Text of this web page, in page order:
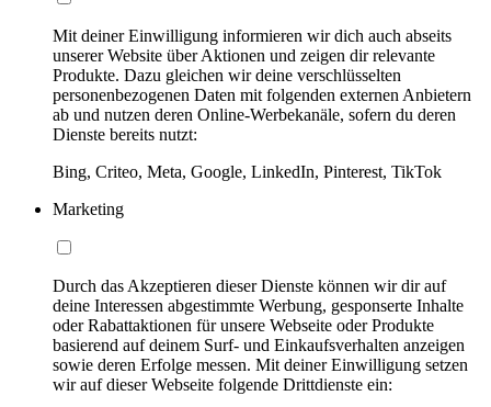
Mit deiner Einwilligung informieren wir dich auch abseits
unserer Website über Aktionen und zeigen dir relevante
Produkte. Dazu gleichen wir deine verschlüsselten
personenbezogenen Daten mit folgenden externen Anbietern
ab und nutzen deren Online-Werbekanäle, sofern du deren
Dienste bereits nutzt:
Bing, Criteo, Meta, Google, LinkedIn, Pinterest, TikTok
Marketing
Durch das Akzeptieren dieser Dienste können wir dir auf
deine Interessen abgestimmte Werbung, gesponserte Inhalte
oder Rabattaktionen für unsere Webseite oder Produkte
basierend auf deinem Surf- und Einkaufsverhalten anzeigen
sowie deren Erfolge messen. Mit deiner Einwilligung setzen
wir auf dieser Webseite folgende Drittdienste ein: